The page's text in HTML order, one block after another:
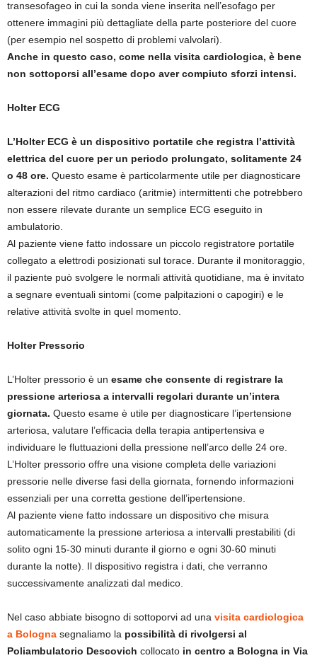
transesofageo in cui la sonda viene inserita nell’esofago per
ottenere immagini più dettagliate della parte posteriore del cuore
(per esempio nel sospetto di problemi valvolari).
Anche in questo caso, come nella visita cardiologica, è bene
non sottoporsi all’esame dopo aver compiuto sforzi intensi.
Holter ECG
L’Holter ECG è un dispositivo portatile che registra l’attività
elettrica del cuore per un periodo prolungato, solitamente 24
o 48 ore. Questo esame è particolarmente utile per diagnosticare
alterazioni del ritmo cardiaco (aritmie) intermittenti che potrebbero
non essere rilevate durante un semplice ECG eseguito in
ambulatorio.
Al paziente viene fatto indossare un piccolo registratore portatile
collegato a elettrodi posizionati sul torace. Durante il monitoraggio,
il paziente può svolgere le normali attività quotidiane, ma è invitato
a segnare eventuali sintomi (come palpitazioni o capogiri) e le
relative attività svolte in quel momento.
Holter Pressorio
L’Holter pressorio è un esame che consente di registrare la
pressione arteriosa a intervalli regolari durante un’intera
giornata. Questo esame è utile per diagnosticare l’ipertensione
arteriosa, valutare l’efficacia della terapia antipertensiva e
individuare le fluttuazioni della pressione nell’arco delle 24 ore.
L’Holter pressorio offre una visione completa delle variazioni
pressorie nelle diverse fasi della giornata, fornendo informazioni
essenziali per una corretta gestione dell’ipertensione.
Al paziente viene fatto indossare un dispositivo che misura
automaticamente la pressione arteriosa a intervalli prestabiliti (di
solito ogni 15-30 minuti durante il giorno e ogni 30-60 minuti
durante la notte). Il dispositivo registra i dati, che verranno
successivamente analizzati dal medico.
Nel caso abbiate bisogno di sottoporvi ad una visita cardiologica
a Bologna segnaliamo la possibilità di rivolgersi al
Poliambulatorio Descovich collocato in centro a Bologna in Via